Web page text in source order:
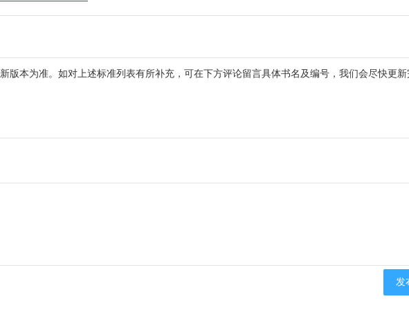
版本为准。如对上述标准列表有所补充，可在下方评论留言具体书名及编号，我们会尽快更新